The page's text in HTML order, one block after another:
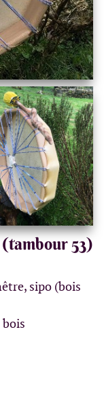
53)
sipo (bois